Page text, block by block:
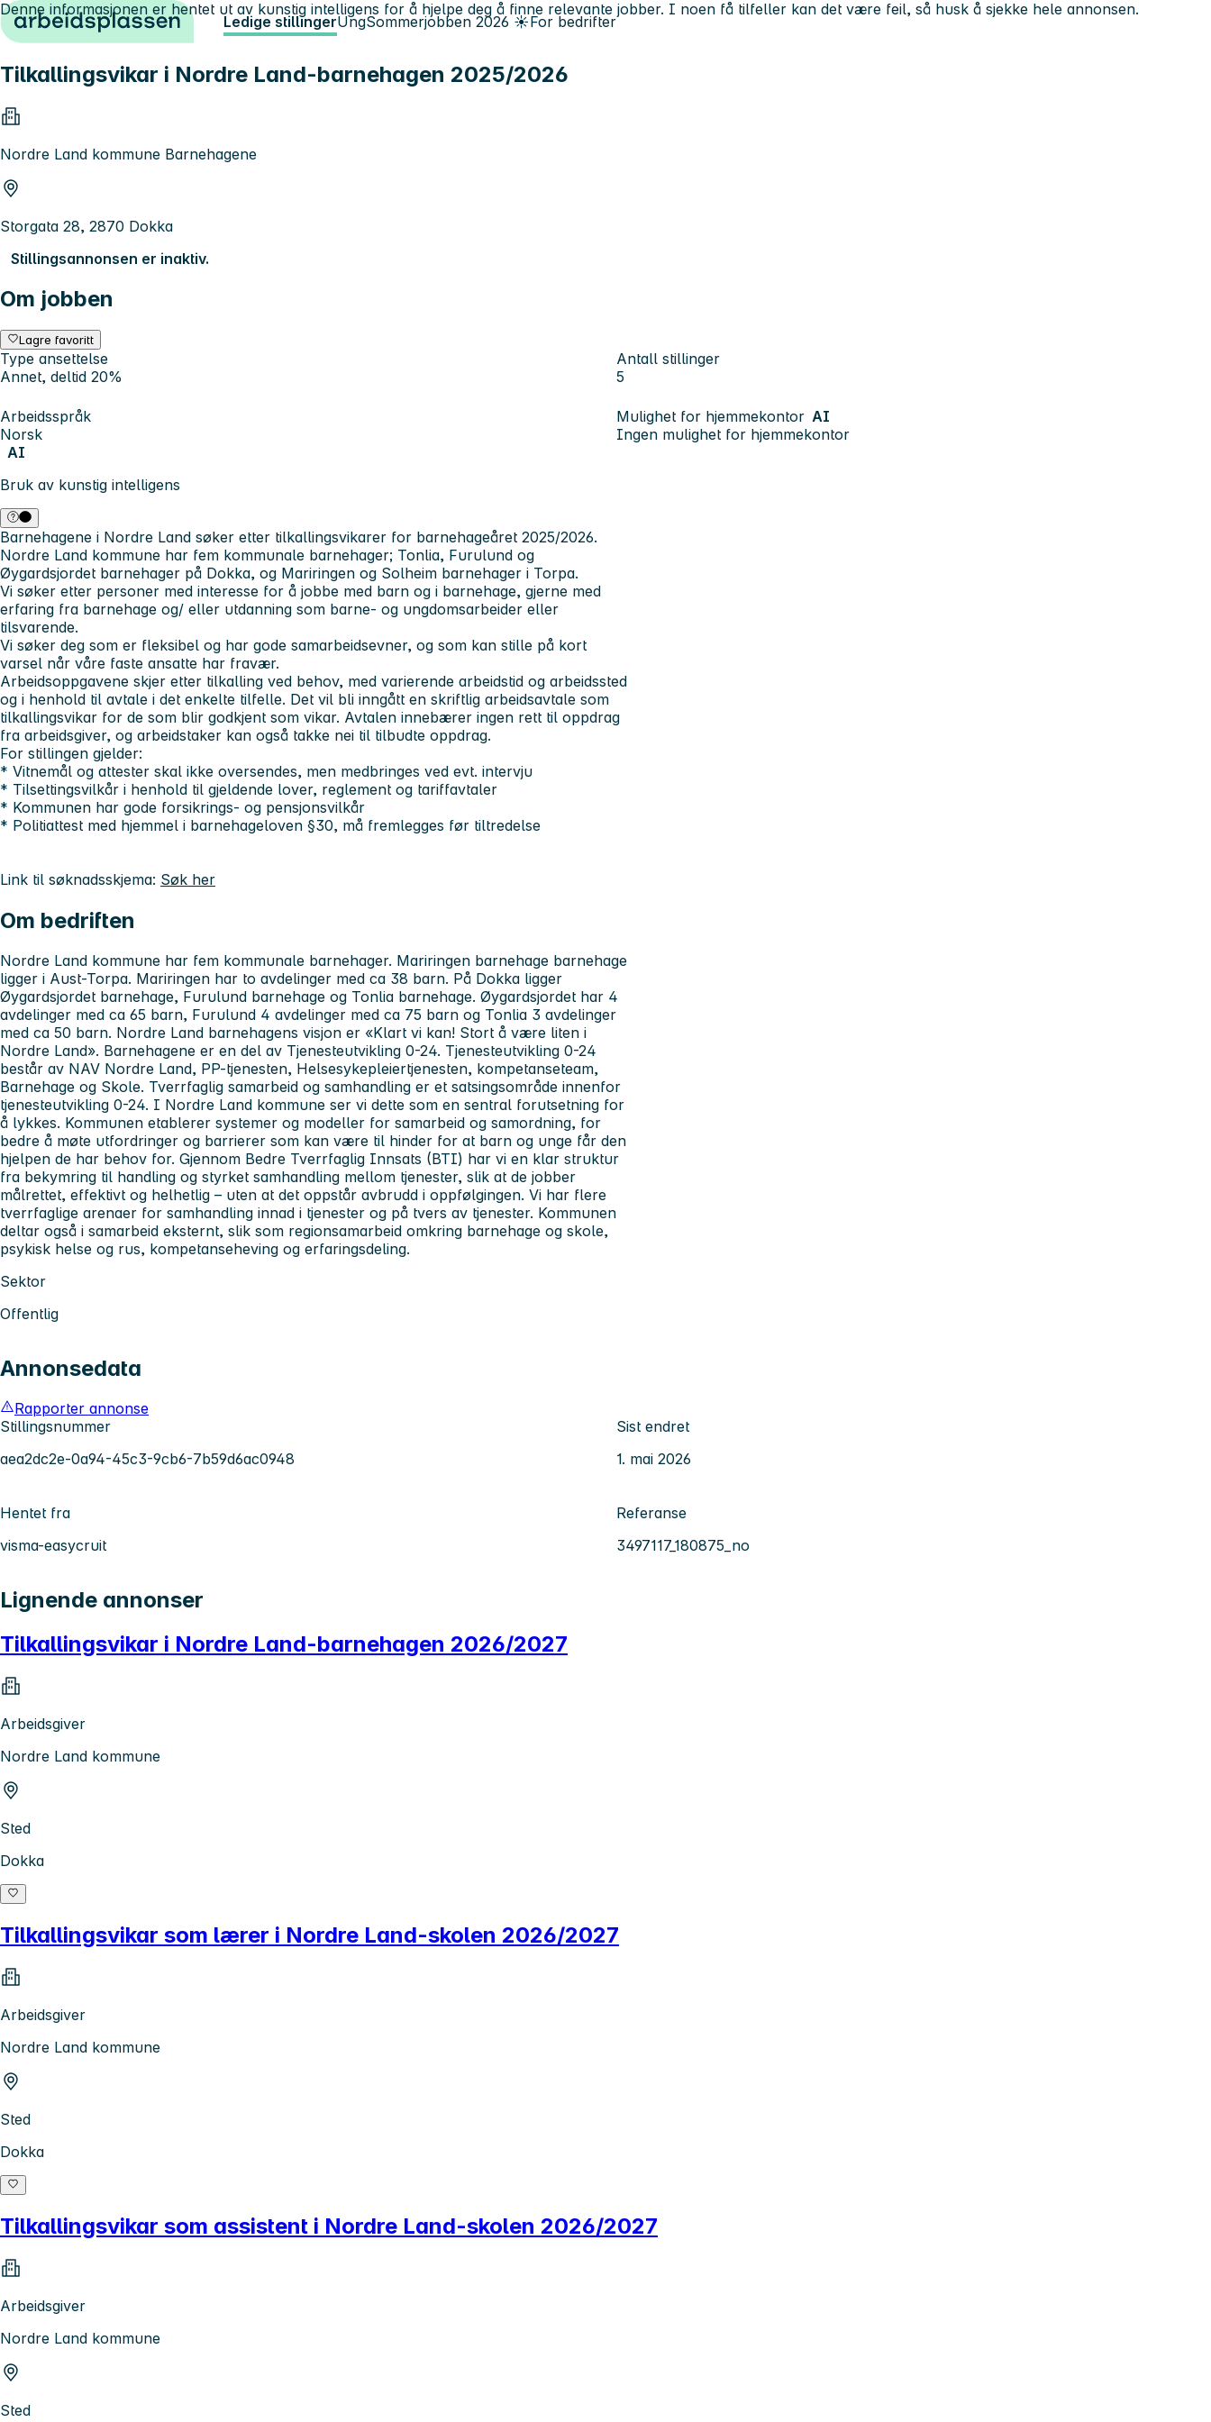
Hopp til innhold Ledige stillingerUngSommerjobben 2026 ☀️For bedrifter
Tilkallingsvikar i Nordre Land-barnehagen 2025/2026
Nordre Land kommune Barnehagene
Storgata 28, 2870 Dokka
Stillingsannonsen er inaktiv.
Om jobben
Lagre favoritt
Type ansettelse
Annet, deltid 20%
Antall stillinger
5
Arbeidsspråk
Norsk
Mulighet for hjemmekontor AI
Ingen mulighet for hjemmekontor
AI
Bruk av kunstig intelligens
Denne informasjonen er hentet ut av kunstig intelligens for å hjelpe deg å finne relevante jobber. I noen få tilfeller kan det være feil, så husk å sjekke hele annonsen.
Barnehagene i Nordre Land søker etter tilkallingsvikarer for barnehageåret 2025/2026.
Nordre Land kommune har fem kommunale barnehager; Tonlia, Furulund og
Øygardsjordet barnehager på Dokka, og Mariringen og Solheim barnehager i Torpa.
Vi søker etter personer med interesse for å jobbe med barn og i barnehage, gjerne med
erfaring fra barnehage og/ eller utdanning som barne- og ungdomsarbeider eller
tilsvarende.
Vi søker deg som er fleksibel og har gode samarbeidsevner, og som kan stille på kort
varsel når våre faste ansatte har fravær.
Arbeidsoppgavene skjer etter tilkalling ved behov, med varierende arbeidstid og arbeidssted
og i henhold til avtale i det enkelte tilfelle. Det vil bli inngått en skriftlig arbeidsavtale som
tilkallingsvikar for de som blir godkjent som vikar. Avtalen innebærer ingen rett til oppdrag
fra arbeidsgiver, og arbeidstaker kan også takke nei til tilbudte oppdrag.
For stillingen gjelder:
* Vitnemål og attester skal ikke oversendes, men medbringes ved evt. intervju
* Tilsettingsvilkår i henhold til gjeldende lover, reglement og tariffavtaler
* Kommunen har gode forsikrings- og pensjonsvilkår
* Politiattest med hjemmel i barnehageloven §30, må fremlegges før tiltredelse
Link til søknadsskjema: Søk her
Om bedriften
Nordre Land kommune har fem kommunale barnehager. Mariringen barnehage barnehage
ligger i Aust-Torpa. Mariringen har to avdelinger med ca 38 barn. På Dokka ligger
Øygardsjordet barnehage, Furulund barnehage og Tonlia barnehage. Øygardsjordet har 4
avdelinger med ca 65 barn, Furulund 4 avdelinger med ca 75 barn og Tonlia 3 avdelinger
med ca 50 barn. Nordre Land barnehagens visjon er «Klart vi kan! Stort å være liten i
Nordre Land». Barnehagene er en del av Tjenesteutvikling 0-24. Tjenesteutvikling 0-24
består av NAV Nordre Land, PP-tjenesten, Helsesykepleiertjenesten, kompetanseteam,
Barnehage og Skole. Tverrfaglig samarbeid og samhandling er et satsingsområde innenfor
tjenesteutvikling 0-24. I Nordre Land kommune ser vi dette som en sentral forutsetning for
å lykkes. Kommunen etablerer systemer og modeller for samarbeid og samordning, for
bedre å møte utfordringer og barrierer som kan være til hinder for at barn og unge får den
hjelpen de har behov for. Gjennom Bedre Tverrfaglig Innsats (BTI) har vi en klar struktur
fra bekymring til handling og styrket samhandling mellom tjenester, slik at de jobber
målrettet, effektivt og helhetlig – uten at det oppstår avbrudd i oppfølgingen. Vi har flere
tverrfaglige arenaer for samhandling innad i tjenester og på tvers av tjenester. Kommunen
deltar også i samarbeid eksternt, slik som regionsamarbeid omkring barnehage og skole,
psykisk helse og rus, kompetanseheving og erfaringsdeling.
Sektor
Offentlig
Annonsedata
Rapporter annonse
Stillingsnummer
aea2dc2e-0a94-45c3-9cb6-7b59d6ac0948
Sist endret
1. mai 2026
Hentet fra
visma-easycruit
Referanse
3497117_180875_no
Lignende annonser
Tilkallingsvikar i Nordre Land-barnehagen 2026/2027
Arbeidsgiver
Nordre Land kommune
Sted
Dokka
Tilkallingsvikar som lærer i Nordre Land-skolen 2026/2027
Arbeidsgiver
Nordre Land kommune
Sted
Dokka
Tilkallingsvikar som assistent i Nordre Land-skolen 2026/2027
Arbeidsgiver
Nordre Land kommune
Sted